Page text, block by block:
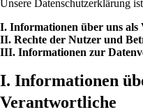
Unsere Datenschutzerklärung
I. Informationen über uns als
II. Rechte der Nutzer und
III. Informationen zur
I. Informationen
Verantwortliche